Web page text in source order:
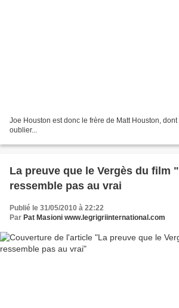
Joe Houston est donc le frère de Matt Houston,
oublier...
La preuve que le Vergès du film
ressemble pas au vrai
Publié le 31/05/2010 à 22:22
Par Pat Masioni www.legrigriinternational.com